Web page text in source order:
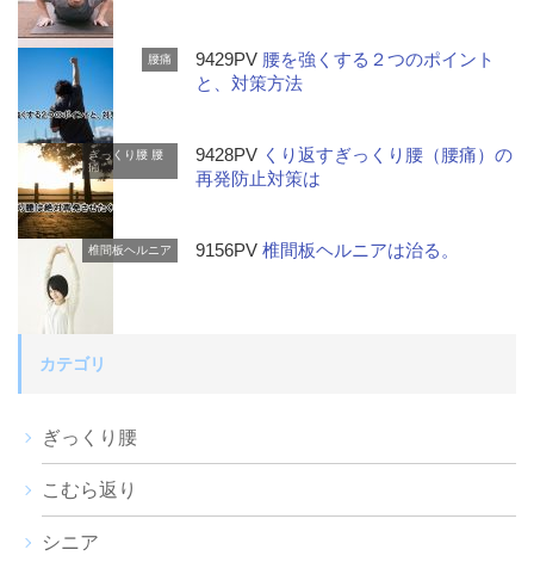
腰痛 9429PV 腰を強くする２つのポイント
と、対策方法
ぎっくり腰 腰
痛
9428PV くり返すぎっくり腰（腰痛）の
再発防止対策は
椎間板ヘルニア 9156PV椎間板ヘルニアは治る。
カテゴリ
ぎっくり腰
こむら返り
シニア